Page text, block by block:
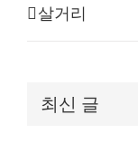
살거리
최신 글